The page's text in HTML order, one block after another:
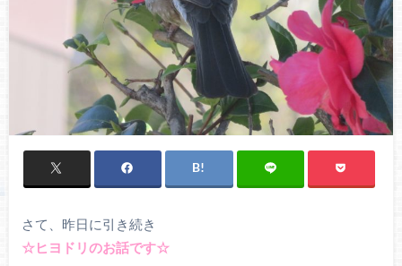
さて、昨日に引き続き
☆ヒヨドリのお話です☆